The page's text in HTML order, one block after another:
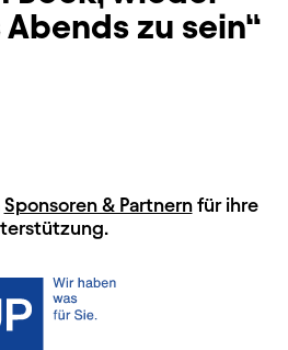
zu sein
Sponsoren & Partnernfür ihre